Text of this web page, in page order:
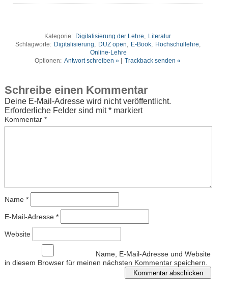
Kategorie: Digitalisierung der Lehre, Literatur
Schlagworte: Digitalisierung, DUZ open, E-Book, Hochschullehre,
Online-Lehre
Optionen: Antwort schreiben » Trackback senden «
Schreibe einen Kommentar
Deine E-Mail-Adresse wird nicht veröffentlicht.
Erforderliche Felder sind mit*markiert
Kommentar *
Name *
E-Mail-Adresse *
Website
Name, E-Mail-Adresse und Website
in diesem Browser für meinen nächsten Kommentar speichern.